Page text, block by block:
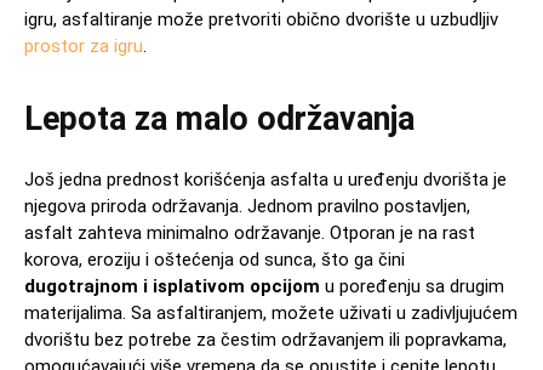
igru, asfaltiranje može pretvoriti obično dvorište u uzbudljiv
prostor za igru.
Lepota za malo održavanja
Još jedna prednost korišćenja asfalta u uređenju dvorišta je
njegova priroda održavanja. Jednom pravilno postavljen,
asfalt zahteva minimalno održavanje. Otporan je na rast
korova, eroziju i oštećenja od sunca, što ga čini
dugotrajnom i isplativom opcijom u poređenju sa drugim
materijalima. Sa asfaltiranjem, možete uživati u zadivljujućem
dvorištu bez potrebe za čestim održavanjem ili popravkama,